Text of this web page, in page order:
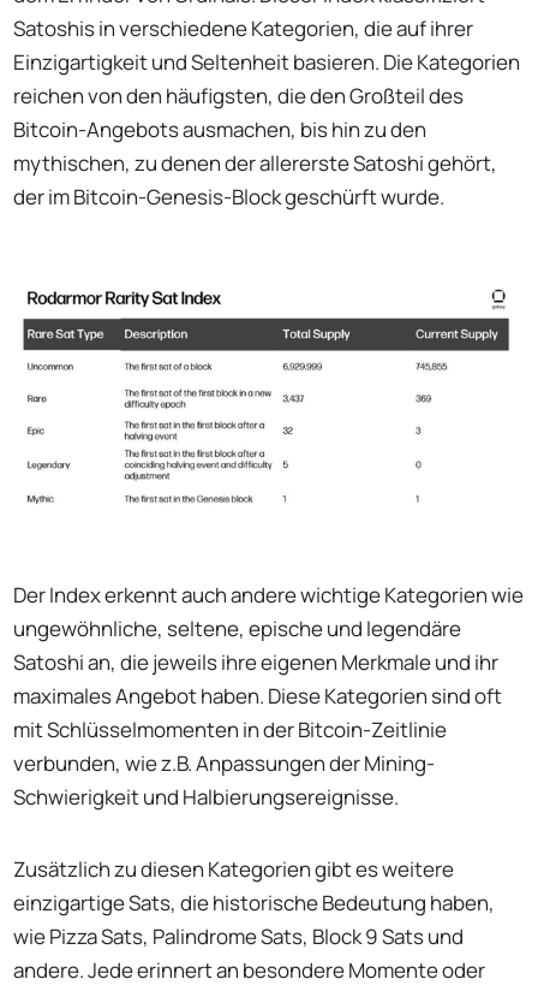
Satoshis in verschiedene Kategorien, die auf ihrer
Einzigartigkeit und Seltenheit basieren. Die Kategorien
reichen von den häufigsten, die den Großteil des
Bitcoin-Angebots ausmachen, bis hin zu den
mythischen, zu denen der allererste Satoshi gehört,
der im Bitcoin-Genesis-Block geschürft wurde.
Der Index erkennt auch andere wichtige Kategorien wie
ungewöhnliche, seltene, epische und legendäre
Satoshi an, die jeweils ihre eigenen Merkmale und ihr
maximales Angebot haben. Diese Kategorien sind oft
mit Schlüsselmomenten in der Bitcoin-Zeitlinie
verbunden, wie z.B. Anpassungen der Mining-
Schwierigkeit und Halbierungsereignisse.
Zusätzlich zu diesen Kategorien gibt es weitere
einzigartige Sats, die historische Bedeutung haben,
wie Pizza Sats, Palindrome Sats, Block 9 Sats und
andere. Jede erinnert an besondere Momente oder